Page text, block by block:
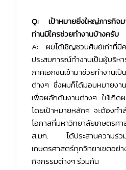
Q: เป้าหมายยิ่งใหญ่ภารกิจ
ท่านมีใครช่วยทำงานบ้างครับ
A: ผมได้เชิญชวนศิษย์เก่าที่
ประสบการณ์ทำงานเป็นผู้บริห
ภาคเอกชนเข้ามาช่วยทำงานเ
ต่างๆ ซึ่งผมก็ได้มอบหมายงา
เพื่อผลักดันงานต่างๆ ให้เกิดผ
โดยเป้าหมายหลักๆ จะต้องทำ
โอกาสที่มหาวิทยาลัยเกษต
ส.มก. ได้ประสานความร่วม
เกษตรศาสตร์ทุกวิทยาเขตอย่า
กิจกรรมต่างๆ ร่วมกัน